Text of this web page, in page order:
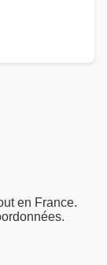
en France.